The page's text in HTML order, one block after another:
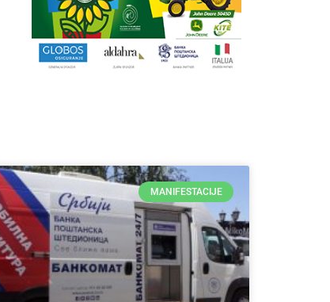
MANIFESTACIJE